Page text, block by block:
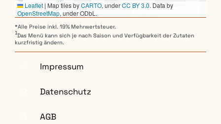
Leaflet | Map tiles byCARTO, underCC BY 3.0. Data by
OpenStreetMap, under ODbL.
*Alle Preise inkl. 19% Mehrwertsteuer.
1Das Menü kann sich je nach Saison und Verfügbarkeit der Zutaten
kurzfristig ändern.
Impressum
Datenschutz
AGB